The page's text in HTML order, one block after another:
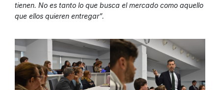
tienen. No es tanto lo que busca el mercado como aquello
que ellos quieren entregar”.